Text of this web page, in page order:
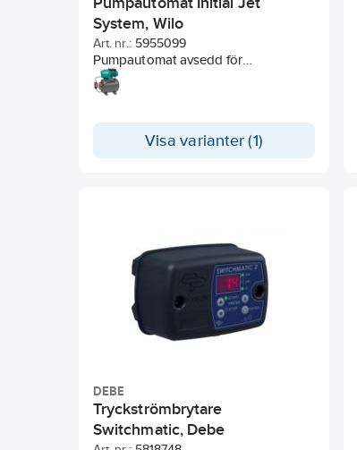
System, Wilo
Art. nr.: 5955099
Pumpautomat avsedd för
förbrukningsvatten, komplett med
trycktank 50 liter och
Visa varianter (1)
DEBE
Tryckströmbrytare
Switchmatic, Debe